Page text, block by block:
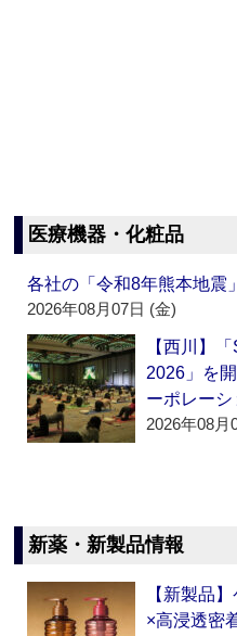
医療機器・化粧品
各社の「令和8年熊本地震
2026年08月07日 (金)
【西川】
2026」を
ーポレー
2026年08月
新薬・新製品情報
【新製品
×高浸透密